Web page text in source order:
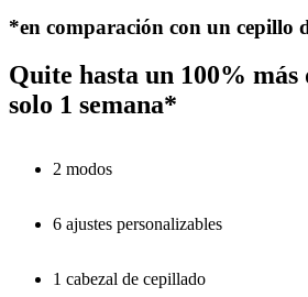
*en comparación con un cepillo
Quite hasta un 100% más
solo 1 semana*
2 modos
6 ajustes personalizables
1 cabezal de cepillado